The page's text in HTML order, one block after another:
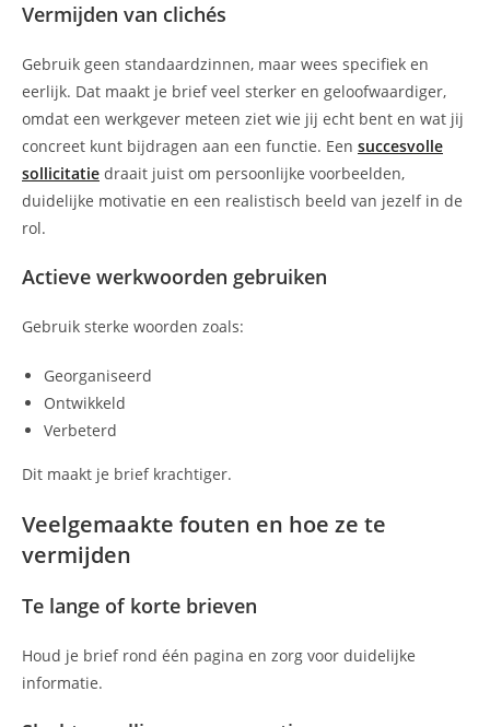
Vermijden van clichés
Gebruik geen standaardzinnen, maar wees specifiek en
eerlijk. Dat maakt je brief veel sterker en geloofwaardiger,
omdat een werkgever meteen ziet wie jij echt bent en wat jij
concreet kunt bijdragen aan een functie. Een succesvolle
sollicitatie draait juist om persoonlijke voorbeelden,
duidelijke motivatie en een realistisch beeld van jezelf in de
rol.
Actieve werkwoorden gebruiken
Gebruik sterke woorden zoals:
Georganiseerd
Ontwikkeld
Verbeterd
Dit maakt je brief krachtiger.
Veelgemaakte fouten en hoe ze te
vermijden
Te lange of korte brieven
Houd je brief rond één pagina en zorg voor duidelijke
informatie.